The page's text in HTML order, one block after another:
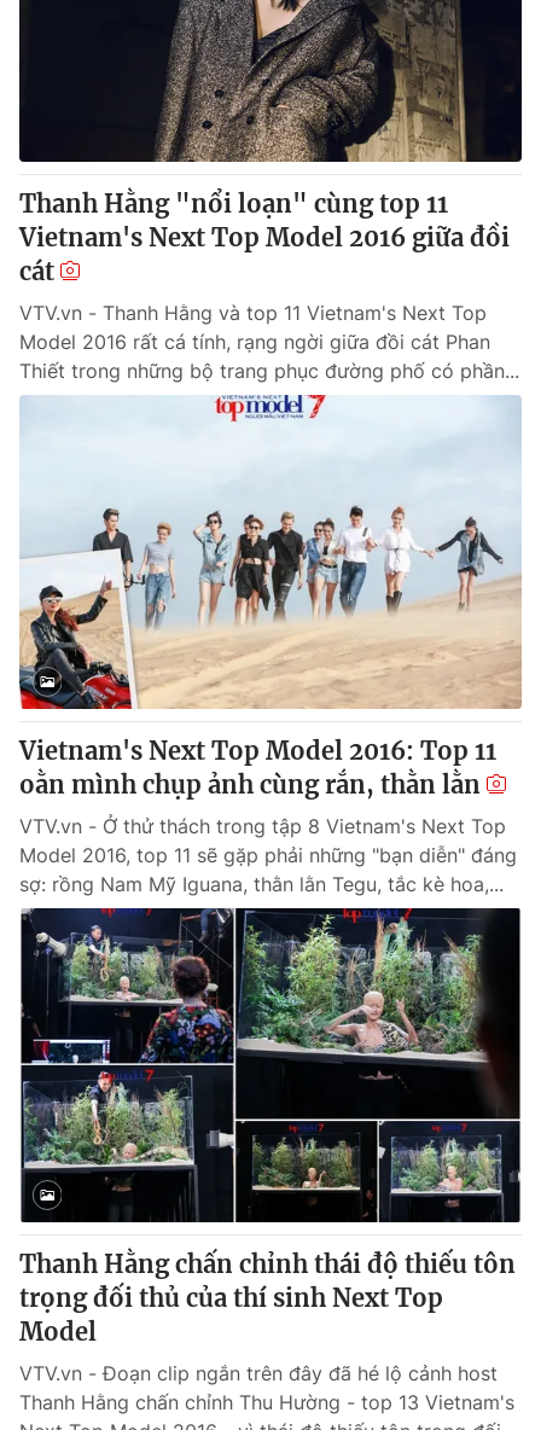
Thanh Hằng "nổi loạn" cùng top 11
Vietnam's Next Top Model 2016 giữa đồi
cát
VTV.vn - Thanh Hằng và top 11 Vietnam's Next Top
Model 2016 rất cá tính, rạng ngời giữa đồi cát Phan
Thiết trong những bộ trang phục đường phố có phần...
Vietnam's Next Top Model 2016: Top 11
oằn mình chụp ảnh cùng rắn, thằn lằn
VTV.vn - Ở thử thách trong tập 8 Vietnam's Next Top
Model 2016, top 11 sẽ gặp phải những "bạn diễn" đáng
sợ: rồng Nam Mỹ Iguana, thằn lằn Tegu, tắc kè hoa,...
Thanh Hằng chấn chỉnh thái độ thiếu tôn
trọng đối thủ của thí sinh Next Top
Model
VTV.vn - Đoạn clip ngắn trên đây đã hé lộ cảnh host
Thanh Hằng chấn chỉnh Thu Hường - top 13 Vietnam's